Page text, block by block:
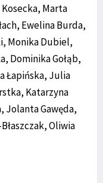
Marta
Ewelina Burda,
Monika Dubiel,
Dominika Gołąb,
Łapińska, Julia
Katarzyna
Jolanta Gawęda,
Oliwia